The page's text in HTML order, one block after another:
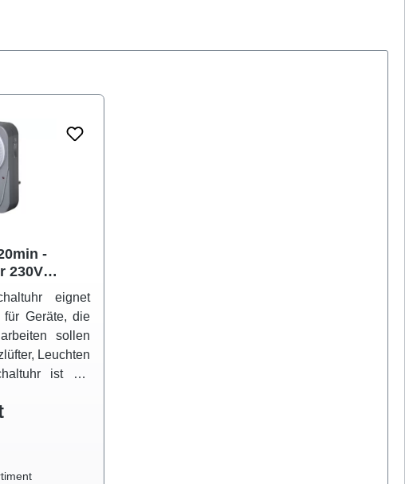
-
230V
eignet
für Geräte, die
sollen
Leuchten
ist mit
auch auf
der